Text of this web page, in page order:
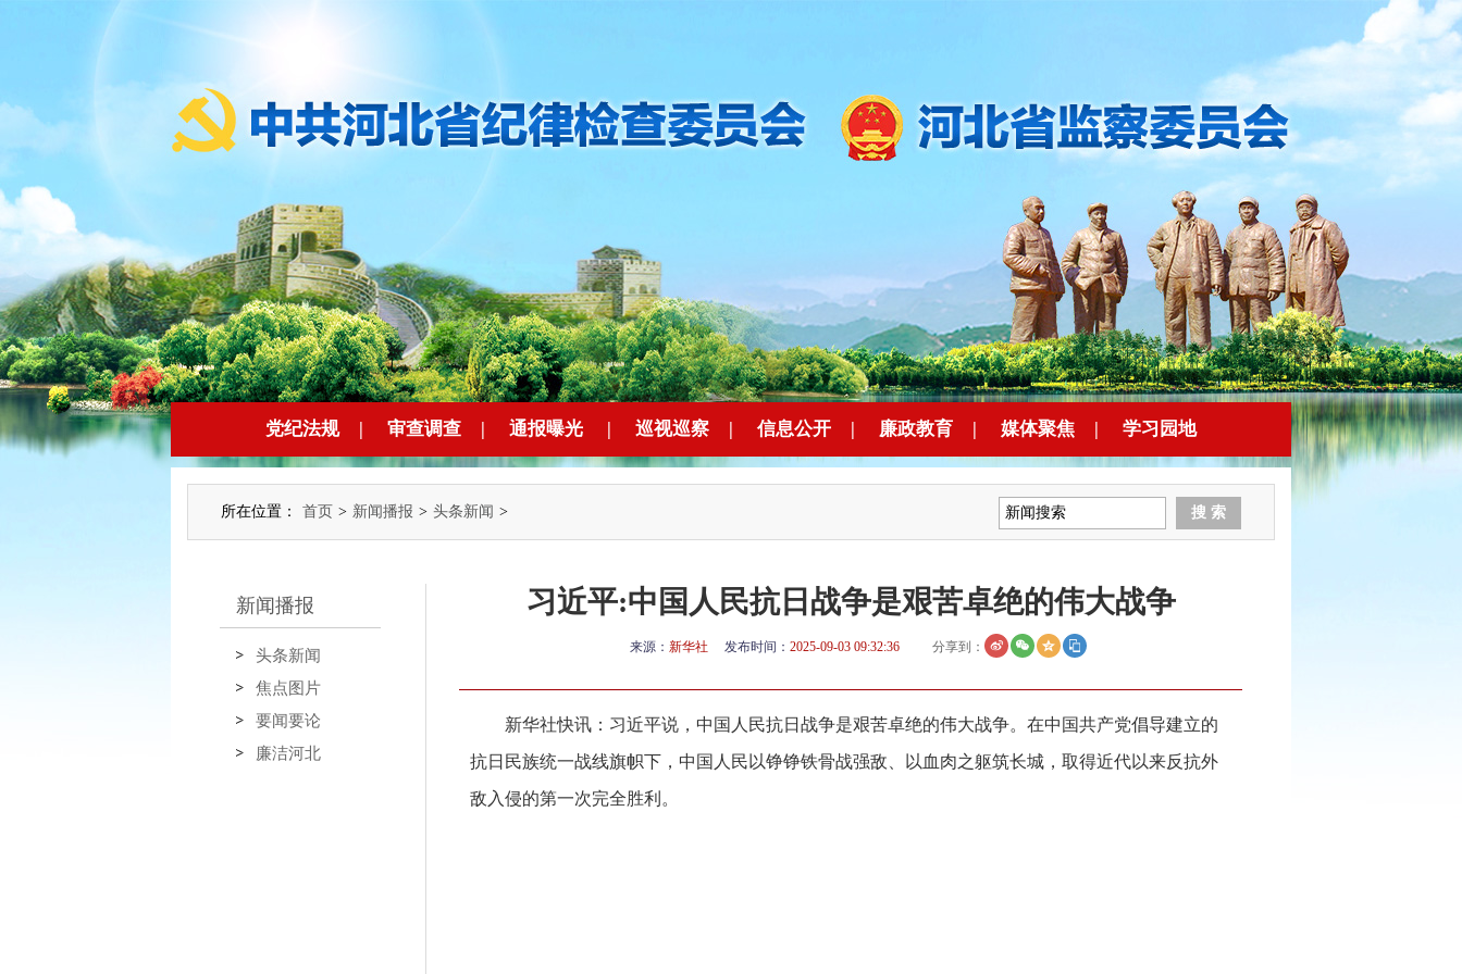
党纪法规 | 审查调查 | 通报曝光 | 巡视巡察 | 信息公开 | 廉政教育 | 媒体聚焦 | 学习园地
所在位置： 首页 > 新闻播报 > 头条新闻 >
新闻播报
头条新闻
焦点图片
要闻要论
廉洁河北
习近平:中国人民抗日战争是艰苦卓绝的伟大战争
来源： 新华社 发布时间： 2025-09-03 09:32:36 分享到：
新华社快讯：习近平说，中国人民抗日战争是艰苦卓绝的伟大战争。在中国共产党倡导建立的
抗日民族统一战线旗帜下，中国人民以铮铮铁骨战强敌、以血肉之躯筑长城，取得近代以来反抗外
敌入侵的第一次完全胜利。